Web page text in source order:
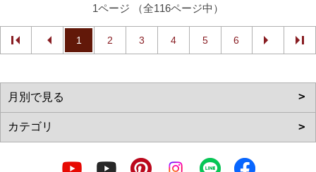
1ページ （全116ページ中）
1 2 3 4 5 6